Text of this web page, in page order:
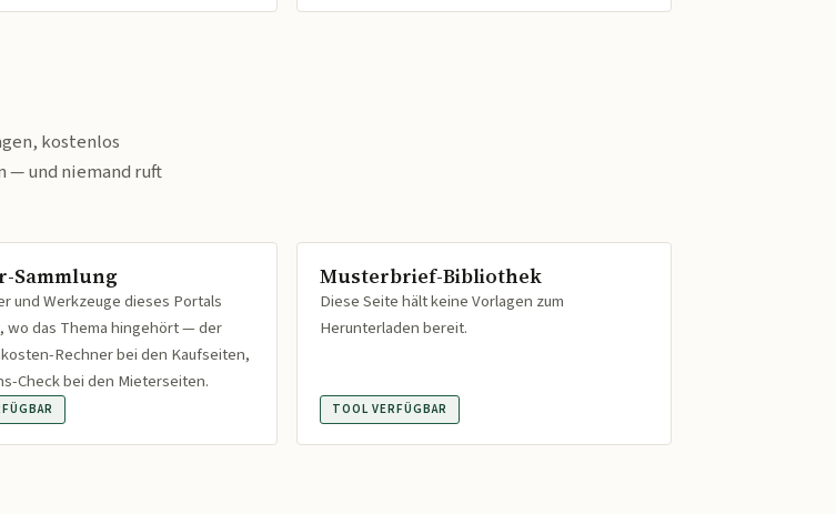
kostenlos
— und niemand ruft
Sammlung
und Werkzeuge dieses Portals
wo das Thema hingehört — der
Rechner bei den Kaufseiten,
Check bei den Mieterseiten.
Musterbrief-Bibliothek
Diese Seite hält keine Vorlagen zum
Herunterladen bereit.
TOOL VERFÜGBAR